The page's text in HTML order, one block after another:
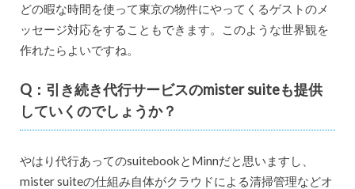
どの暇な時間を使って東京の物件にやってくるゲストのメ
ッセージ対応をすることもできます。このような世界観を
作れたらよいですね。
Q：引き続き代行サービスのmister suiteも提供
していくのでしょうか？
やはり代行あってのsuitebookとMinnだと思いますし、
mister suiteの仕組み自体がクラウドによる清掃管理などオ